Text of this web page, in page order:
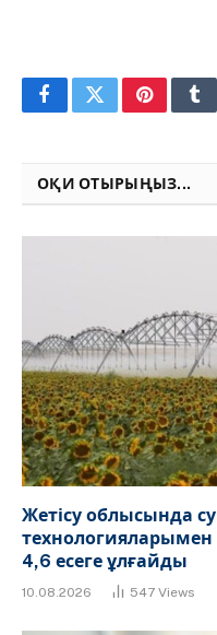
FacebookTwitterPinterest
ОҚИ ОТЫРЫҢЫЗ...
Жетісу облысында
4,6 есеге ұлғайды
10.08.2026 547 Views